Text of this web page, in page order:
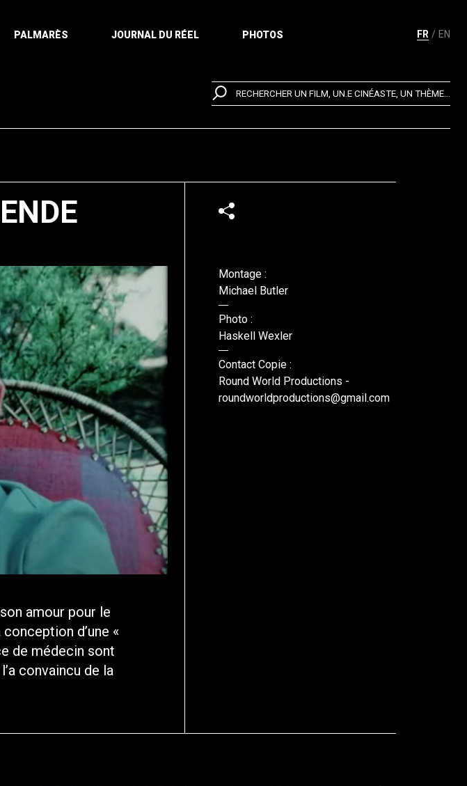
FR EN
PALMARÈS JOURNAL DU RÉEL PHOTOS
RECHERCHER UN FILM, UN.E CINÉASTE, UN THÈME...
amour pour le
d’une «
de médecin sont
convaincu de la
Montage :
Michael Butler
Photo :
Haskell Wexler
Contact Copie :
Round World Productions -
roundworldproductions@gmail.com